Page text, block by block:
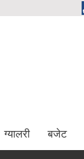
ग्यालरी बजेट